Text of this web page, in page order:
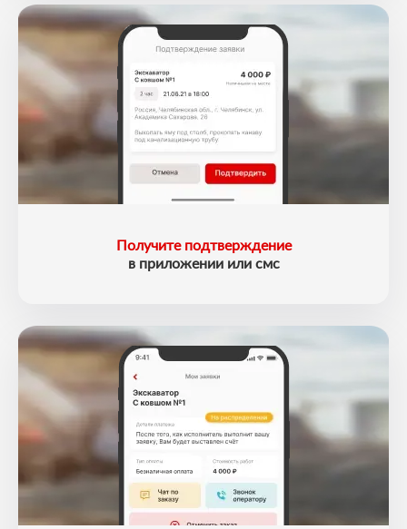
Получите подтверждение
в приложении или смс